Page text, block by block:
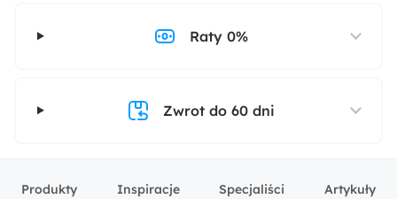
Raty 0%
Zwrot do 60 dni
Produkty Inspiracje Specjaliści Artykuły